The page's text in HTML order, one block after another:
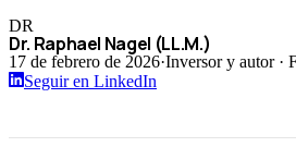
DR
Dr. Raphael Nagel (LL.M.)
17 de febrero de 2026·Inversor y autor ·
Seguir en LinkedIn